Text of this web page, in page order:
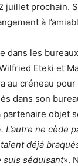
juillet prochain.
à
dans les
Eteki et
au créneau
dans son
objet
ne cède
déjà
suis séduisant».